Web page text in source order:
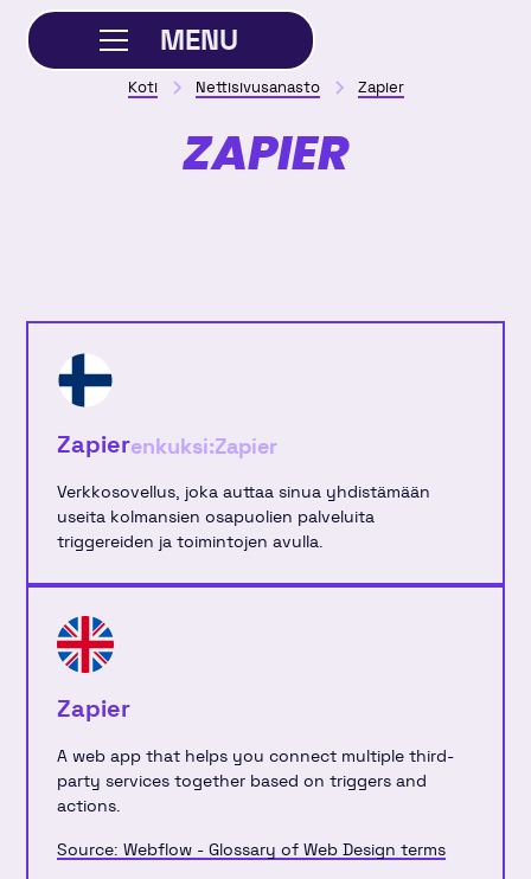
MENU
SULJE
Koti Nettisivusanasto Zapier
ZAPIER
Zapierenkuksi:Zapier
Verkkosovellus, joka auttaa sinua yhdistämään
useita kolmansien osapuolien palveluita
triggereiden ja toimintojen avulla.
Zapier
A web app that helps you connect multiple third-
party services together based on triggers and
actions.
Source: Webflow - Glossary of Web Design terms